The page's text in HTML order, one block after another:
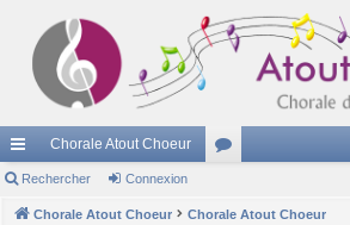
cc
ès
Chorale Atout Choeur
u
Rechercher Connexion
Chorale Atout Choeur Chorale Atout Choeur